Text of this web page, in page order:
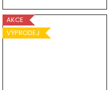
AKCE
VÝPRODEJ